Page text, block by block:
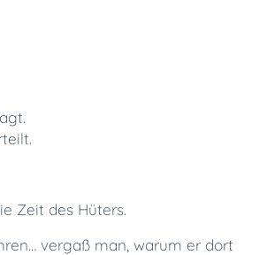
Zeit des Hüters.
vergaß man, warum er dort